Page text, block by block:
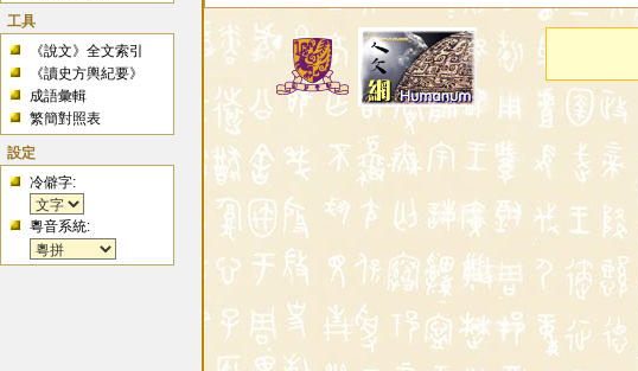
工具
《說文》全文索引
《讀史方輿紀要》
成語彙輯
繁簡對照表
設定
冷僻字:
粵音系統: